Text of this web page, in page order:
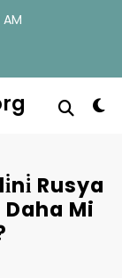
AM
Rusya
Mi